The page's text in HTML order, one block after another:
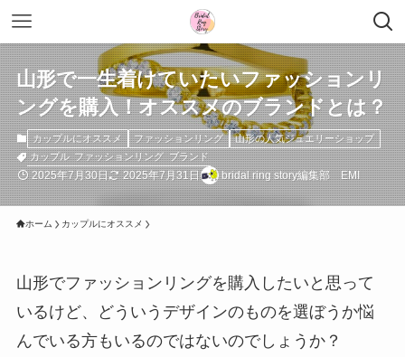
山形で一生着けていたいファッションリ
ングを購入！オススメのブランドとは？
カップルにオススメ ファッションリング
山形の人気ジュエリーショップ
カップル ファッションリング ブランド
2025年7月30日 2025年7月31日 bridal ring story編集部 EMI
ホーム カップルにオススメ
山形でファッションリングを購入したいと思って
いるけど、どういうデザインのものを選ぼうか悩
んでいる方もいるのではないのでしょうか？